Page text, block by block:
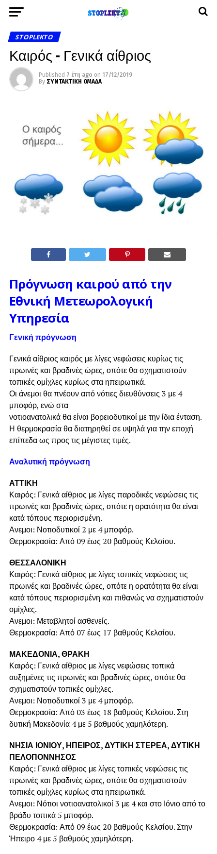
STOPLEKTO
Καιρός – Γενικά αίθριος
Published 7 έτη ago on 17/12/2019
By ΣΥΝΤΑΚΤΙΚΗ ΟΜΑΔΑ
Πρόγνωση καιρού από την
Εθνική Μετεωρολογική
Υπηρεσία
Γενική πρόγνωση
Γενικά αίθριος καιρός με λίγες νεφώσεις κυρίως τις
πρωινές και βραδινές ώρες, οπότε θα σχηματιστούν
τοπικές ομίχλες κυρίως στα ηπειρωτικά.
Οι άνεμοι θα πνέουν από νότιες διευθύνσεις 3 με 4
μποφόρ, ενώ στα
νοτιοανατολικά θα είναι βορειοδυτικοί με την ίδια ένταση.
Η θερμοκρασία θα διατηρηθεί σε υψηλά για την εποχή
επίπεδα ως προς τις μέγιστες τιμές.
Αναλυτική πρόγνωση
ΑΤΤΙΚΗ
Καιρός: Γενικά αίθριος με λίγες παροδικές νεφώσεις τις
πρωινές και βραδινές ώρες, οπότε η ορατότητα θα είναι
κατά τόπους περιορισμένη.
Ανεμοι: Νοτιοδυτικοί 2 με 4 μποφόρ.
Θερμοκρασία: Από 09 έως 20 βαθμούς Κελσίου.
ΘΕΣΣΑΛΟΝΙΚΗ
Καιρός: Γενικά αίθριος με λίγες τοπικές νεφώσεις τις
πρωινές και βραδινές ώρες, οπότε η ορατότητα θα είναι
κατά τόπους περιορισμένη και πιθανώς να σχηματιστούν
ομίχλες.
Ανεμοι: Μεταβλητοί ασθενείς.
Θερμοκρασία: Από 07 έως 17 βαθμούς Κελσίου.
ΜΑΚΕΔΟΝΙΑ, ΘΡΑΚΗ
Καιρός: Γενικά αίθριος με λίγες νεφώσεις τοπικά
αυξημένες τις πρωινές και βραδινές ώρες, οπότε θα
σχηματιστούν τοπικές ομίχλες.
Ανεμοι: Νοτιοδυτικοί 3 με 4 μποφόρ.
Θερμοκρασία: Από 03 έως 18 βαθμούς Κελσίου. Στη
δυτική Μακεδονία 4 με 5 βαθμούς χαμηλότερη.
ΝΗΣΙΑ ΙΟΝΙΟΥ, ΗΠΕΙΡΟΣ, ΔΥΤΙΚΗ ΣΤΕΡΕΑ, ΔΥΤΙΚΗ
ΠΕΛΟΠΟΝΝΗΣΟΣ
Καιρός: Γενικά αίθριος με λίγες τοπικές νεφώσεις τις
πρωινές και βραδινές ώρες, οπότε θα σχηματιστούν
τοπικές ομίχλες κυρίως στα ηπειρωτικά.
Ανεμοι: Νότιοι νοτιοανατολικοί 3 με 4 και στο Ιόνιο από το
βράδυ τοπικά 5 μποφόρ.
Θερμοκρασία: Από 09 έως 20 βαθμούς Κελσίου. Στην
Ήπειρο 4 με 5 βαθμούς χαμηλότερη.